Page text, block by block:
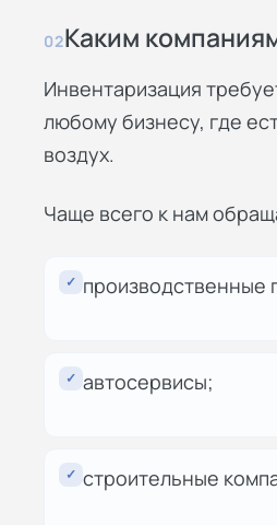
02Каким
Инвентаризация
любому бизнесу, где
воздух.
Чаще всего к нам
✓ производственные
✓ автосервисы;
✓ строительные